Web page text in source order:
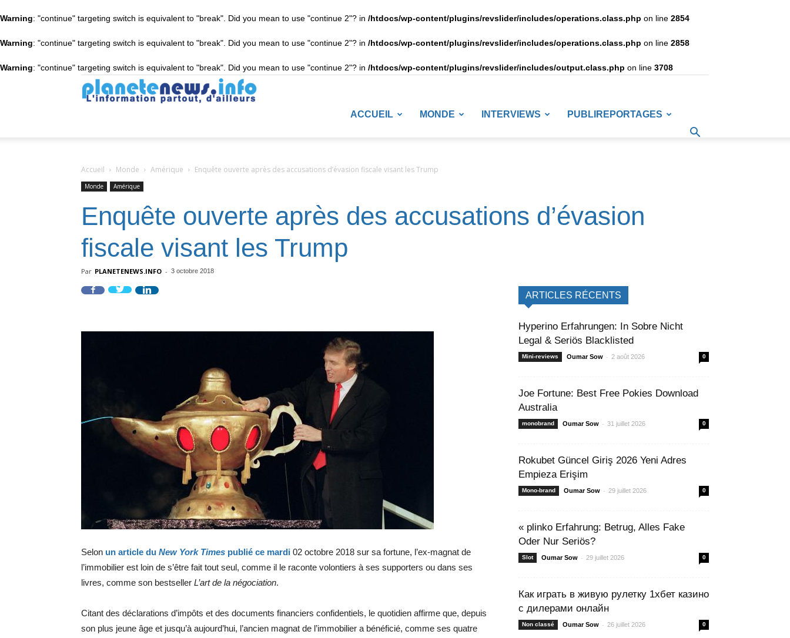
Warning: "continue" targeting switch is equivalent to "break". Did you mean to use "continue 2"? in /htdocs/wp-content/plugins/revslider/includes/operations.class.php on line 2854
Warning: "continue" targeting switch is equivalent to "break". Did you mean to use "continue 2"? in /htdocs/wp-content/plugins/revslider/includes/operations.class.php on line 2858
Warning: "continue" targeting switch is equivalent to "break". Did you mean to use "continue 2"? in /htdocs/wp-content/plugins/revslider/includes/output.class.php on line 3708
ACCUEIL MONDE INTERVIEWS PUBLIREPORTAGES
Accueil Monde Amérique Enquête ouverte après des accusations d’évasion fiscale visant les Trump
Monde Amérique
Enquête ouverte après des accusations d’évasion
fiscale visant les Trump
Par PLANETENEWS.INFO - 3 octobre 2018
Selon un article du New York Times publié ce mardi 02 octobre 2018 sur sa fortune, l’ex-magnat de
l’immobilier est loin de s’être fait tout seul, comme il le raconte volontiers à ses supporters ou dans ses
livres, comme son bestseller L’art de la négociation.
Citant des déclarations d’impôts et des documents financiers confidentiels, le quotidien affirme que, depuis
son plus jeune âge et jusqu’à aujourd’hui, l’ancien magnat de l’immobilier a bénéficié, comme ses quatre
ARTICLES RÉCENTS
Hyperino Erfahrungen: In Sobre Nicht
Legal & Seriös Blacklisted
Mini-reviews Oumar Sow - 2 août 2026 0
Joe Fortune: Best Free Pokies Download
Australia
monobrand Oumar Sow - 31 juillet 2026 0
Rokubet Güncel Giriş 2026 Yeni Adres
Empieza Erişim
Mono-brand Oumar Sow - 29 juillet 2026 0
« plinko Erfahrung: Betrug, Alles Fake
Oder Nur Seriös?
Slot Oumar Sow - 29 juillet 2026 0
Как играть в живую рулетку 1хбет казино
с дилерами онлайн
Non classé Oumar Sow - 26 juillet 2026 0